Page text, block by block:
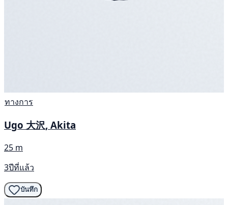
ทางการ
Ugo 大沢, Akita
25 m
3ปีที่แล้ว
บันทึก